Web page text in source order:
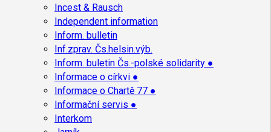
Incest & Rausch
Independent information
Inform. bulletin
Inf.zprav. Čs.helsin.výb.
Inform. buletin Čs.-polské solidarity ●
Informace o církvi ●
Informace o Chartě 77 ●
Informační servis ●
Interkom